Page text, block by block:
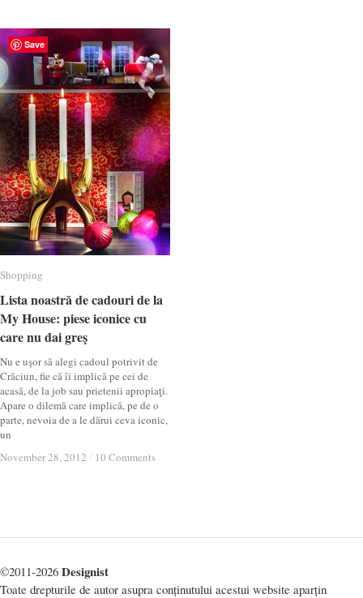
Shopping
Lista noastră de cadouri de la
My House: piese iconice cu
care nu dai greş
Nu e uşor să alegi cadoul potrivit de
Crăciun, fie că îi implică pe cei de
acasă, de la job sau prietenii apropiaţi.
Apare o dilemă care implică, pe de o
parte, nevoia de a le dărui ceva iconic,
un
November 28, 2012 / 10 Comments
Shopping
Lista noastră de cadouri de la
My House: piese iconice cu
care nu dai greş
November 28, 2012 / 10 Comments
©2011-2026 Designist
Toate drepturile de autor asupra conținutului acestui website aparțin
Save